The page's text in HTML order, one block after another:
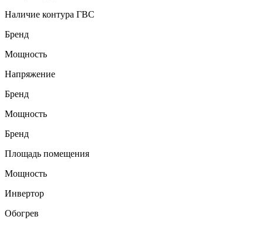
Наличие контура ГВС
Бренд
Мощность
Напряжение
Бренд
Мощность
Бренд
Площадь помещения
Мощность
Инвертор
Обогрев